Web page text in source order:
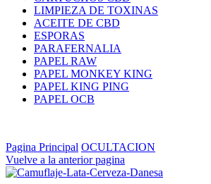
LIMPIEZA DE TOXINAS
ACEITE DE CBD
ESPORAS
PARAFERNALIA
PAPEL RAW
PAPEL MONKEY KING
PAPEL KING PING
PAPEL OCB
Pagina Principal OCULTACION
Vuelve a la anterior pagina